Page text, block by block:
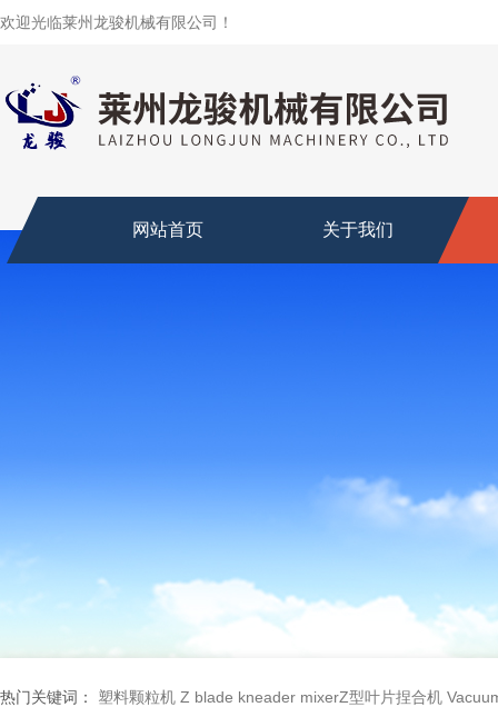
欢迎光临莱州龙骏机械有限公司！
网站首页 关于我们
热门关键词： 塑料颗粒机 Z blade kneader mixerZ型叶片捏合机